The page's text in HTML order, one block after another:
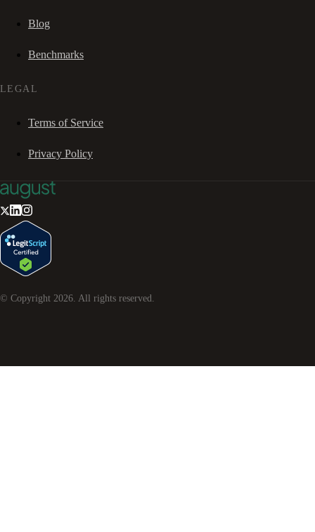
Blog
Benchmarks
LEGAL
Terms of Service
Privacy Policy
© Copyright 2026 . All rights reserved.